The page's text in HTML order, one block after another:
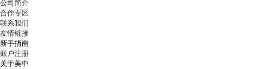
公司简介
合作专区
联系我们
友情链接
新手指南
账户注册
关于美中